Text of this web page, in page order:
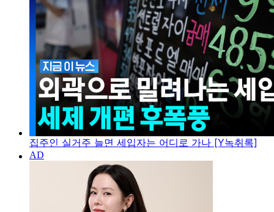
집주인 실거주 늘면 세입자는 어디로 가나 [Y녹취록]